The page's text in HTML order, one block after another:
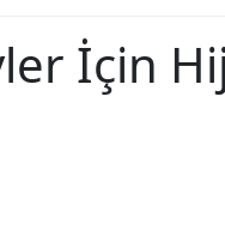
İçin